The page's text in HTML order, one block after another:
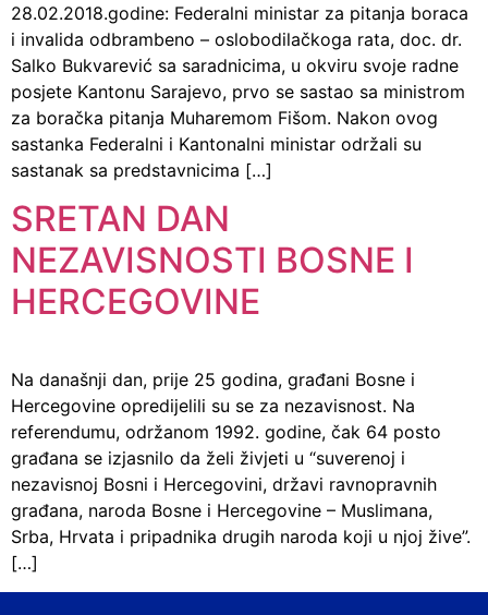
28.02.2018.godine: Federalni ministar za pitanja boraca
i invalida odbrambeno – oslobodilačkoga rata, doc. dr.
Salko Bukvarević sa saradnicima, u okviru svoje radne
posjete Kantonu Sarajevo, prvo se sastao sa ministrom
za boračka pitanja Muharemom Fišom. Nakon ovog
sastanka Federalni i Kantonalni ministar održali su
sastanak sa predstavnicima […]
SRETAN DAN
NEZAVISNOSTI BOSNE I
HERCEGOVINE
Na današnji dan, prije 25 godina, građani Bosne i
Hercegovine opredijelili su se za nezavisnost. Na
referendumu, održanom 1992. godine, čak 64 posto
građana se izjasnilo da želi živjeti u “suverenoj i
nezavisnoj Bosni i Hercegovini, državi ravnopravnih
građana, naroda Bosne i Hercegovine – Muslimana,
Srba, Hrvata i pripadnika drugih naroda koji u njoj žive”.
[…]